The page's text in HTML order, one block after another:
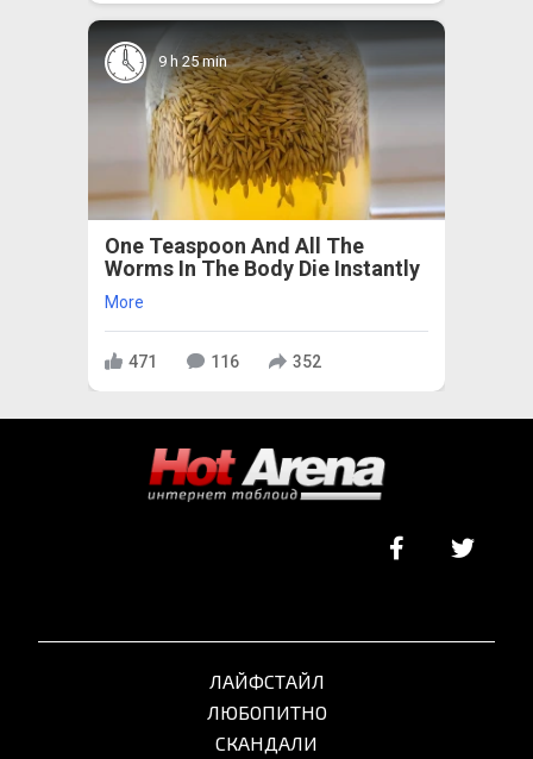
9 h 25 min
One Teaspoon And All The
Worms In The Body Die Instantly
More
471 116 352
ЛАЙФСТАЙЛ
ЛЮБОПИТНО
СКАНДАЛИ